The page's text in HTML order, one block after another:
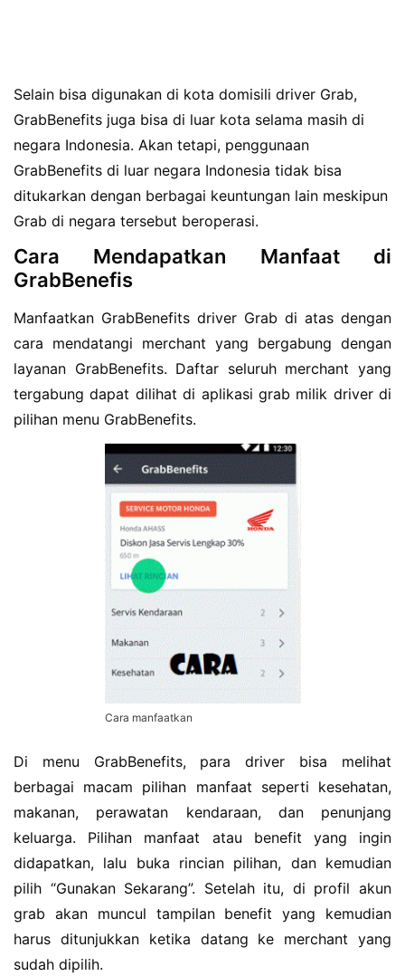
Selain bisa digunakan di kota domisili driver Grab,
GrabBenefits juga bisa di luar kota selama masih di
negara Indonesia. Akan tetapi, penggunaan
GrabBenefits di luar negara Indonesia tidak bisa
ditukarkan dengan berbagai keuntungan lain meskipun
Grab di negara tersebut beroperasi.
Cara Mendapatkan Manfaat di
GrabBenefis
Manfaatkan GrabBenefits driver Grab di atas dengan
cara mendatangi merchant yang bergabung dengan
layanan GrabBenefits. Daftar seluruh merchant yang
tergabung dapat dilihat di aplikasi grab milik driver di
pilihan menu GrabBenefits.
Cara manfaatkan
Di menu GrabBenefits, para driver bisa melihat
berbagai macam pilihan manfaat seperti kesehatan,
makanan, perawatan kendaraan, dan penunjang
keluarga. Pilihan manfaat atau benefit yang ingin
didapatkan, lalu buka rincian pilihan, dan kemudian
pilih “Gunakan Sekarang”. Setelah itu, di profil akun
grab akan muncul tampilan benefit yang kemudian
harus ditunjukkan ketika datang ke merchant yang
sudah dipilih.